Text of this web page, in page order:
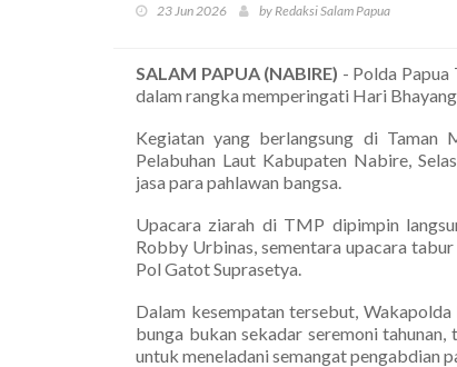
23 Jun 2026 by Redaksi Salam Papua
SALAM PAPUA (NABIRE) - Polda Papua
dalam rangka memperingati Hari
Kegiatan yang berlangsung di Taman
Pelabuhan Laut Kabupaten Nabire,
jasa para pahlawan bangsa.
Upacara ziarah di TMP dipimpin
Robby Urbinas, sementara upacara
Pol Gatot Suprasetya.
Dalam kesempatan tersebut,
bunga bukan sekadar seremoni
untuk meneladani semangat pengabdian